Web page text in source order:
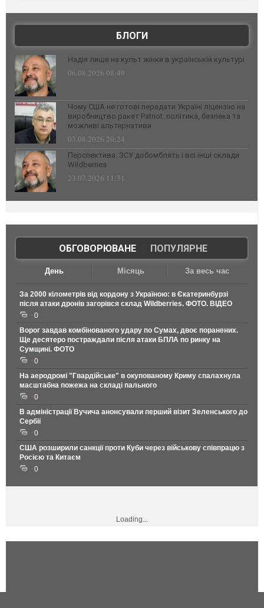
БЛОГИ
Надія лише на культ жінки в українській культурі
06.08.2026 08:49
Чому США не готові передати Україні ліцензію на
виробництво ракет Patriot: політика, безпека та
можливі альтернативи
03.08.2026 20:24
Перспектива: ЗСУ добомблять і всі інші склади
Wildberries
23.07.2026 11:31
ОБГОВОРЮВАНЕ| ПОПУЛЯРНЕ
День Місяць За весь час
За 2000 кілометрів від кордону з Україною: в Єкатеринбурзі
після атаки дронів загорівся склад Wildberries. ФОТО. ВІДЕО
0
Ворог завдав комбінованого удару по Сумах, двоє поранених.
Ще десятеро постраждали після атаки БПЛА по ринку на
Сумщині. ФОТО
0
На аеродромі "Гвардійське" в окупованому Криму спалахнула
масштабна пожежа на складі пального
0
В адміністрації Вучича анонсували перший візит Зеленського до
Сербії
0
США розширили санкції проти Куби через військову співпрацю з
Росією та Китаєм
0
Loading...